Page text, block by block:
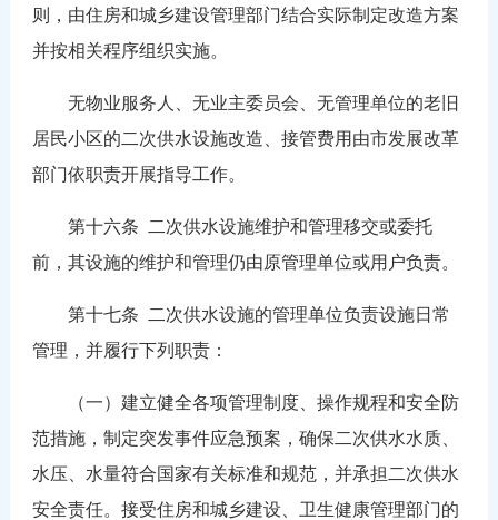
则，由住房和城乡建设管理部门结合实际制定改造方案
并按相关程序组织实施。
无物业服务人、无业主委员会、无管理单位的老旧
居民小区的二次供水设施改造、接管费用由市发展改革
部门依职责开展指导工作。
第十六条 二次供水设施维护和管理移交或委托
前，其设施的维护和管理仍由原管理单位或用户负责。
第十七条 二次供水设施的管理单位负责设施日常
管理，并履行下列职责：
（一）建立健全各项管理制度、操作规程和安全防
范措施，制定突发事件应急预案，确保二次供水水质、
水压、水量符合国家有关标准和规范，并承担二次供水
安全责任。接受住房和城乡建设、卫生健康管理部门的